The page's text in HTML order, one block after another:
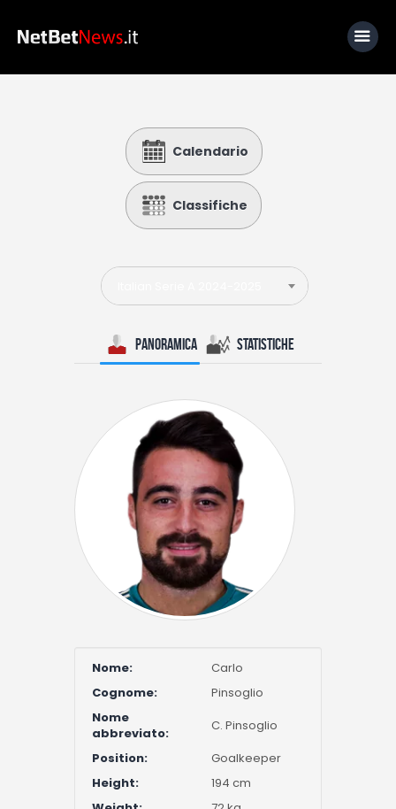
Calcio
Basket
Tennis
Lo Sapevi Che
I consigli di Giulia
Calendario
Classifiche
Panoramica Statistiche
Nome:
Carlo
Cognome:
Pinsoglio
Nome
abbreviato:
C. Pinsoglio
Position:
Goalkeeper
Height:
194 cm